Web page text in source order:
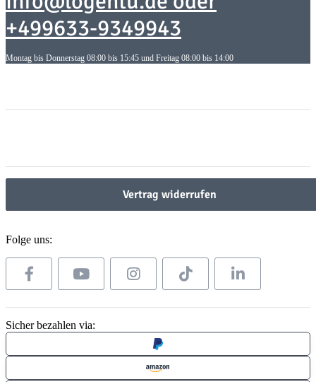
+499633-9349943
Montag bis Donnerstag 08:00 bis 15:45 und Freitag 08:00 bis 14:00
Vertrag widerrufen
Folge uns:
Sicher bezahlen via: